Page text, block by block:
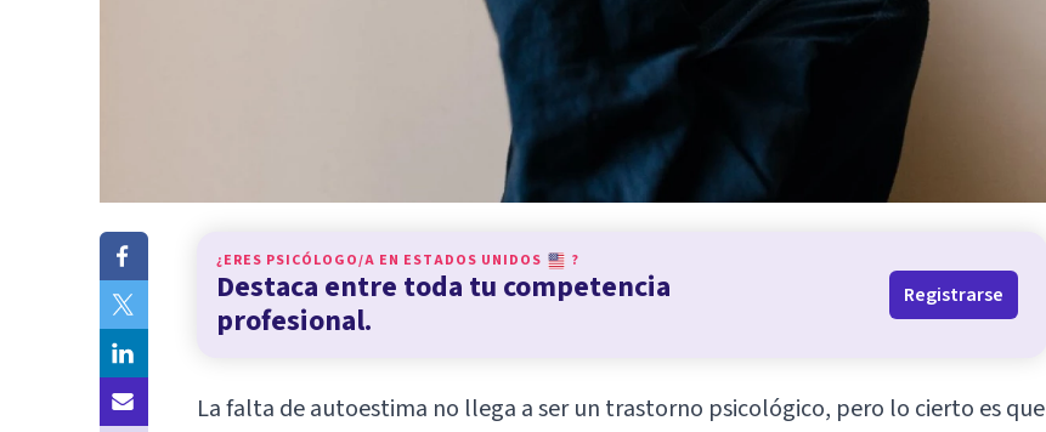
¿ERES PSICÓLOGO/A EN ESTADOS UNIDOS ?
Destaca entre toda tu competencia
profesional.
Registrarse
La falta de autoestima no llega a ser un trastorno psicológico, pero lo cierto es que